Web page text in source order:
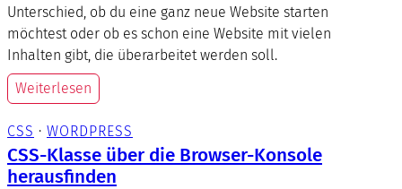
Unterschied, ob du eine ganz neue Website starten
möchtest oder ob es schon eine Website mit vielen
Inhalten gibt, die überarbeitet werden soll.
Weiterlesen
CSS · WORDPRESS
CSS-Klasse über die Browser-Konsole
herausfinden